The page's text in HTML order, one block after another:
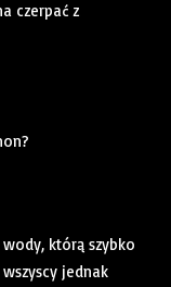
czerpać z
którą szybko
jednak